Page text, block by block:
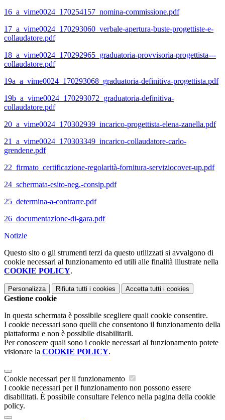
16_a_vime0024_170254157_nomina-commissione.pdf
17_a_vime0024_170293060_verbale-apertura-buste-progettiste-e-
collaudatore.pdf
18_a_vime0024_170292965_graduatoria-provvisoria-progettista---
collaudatore.pdf
19a_a_vime0024_170293068_graduatoria-definitiva-progettista.pdf
19b_a_vime0024_170293072_graduatoria-definitiva-
collaudatore.pdf
20_a_vime0024_170302939_incarico-progettista-elena-zanella.pdf
21_a_vime0024_170303349_incarico-collaudatore-carlo-
grendene.pdf
22_firmato_certificazione-regolarità-fornitura-serviziocover-up.pdf
24_schermata-esito-neg.-consip.pdf
25_determina-a-contrarre.pdf
26_documentazione-di-gara.pdf
Notizie
Questo sito o gli strumenti terzi da questo utilizzati si avvalgono di
cookie necessari al funzionamento ed utili alle finalità illustrate nella
COOKIE POLICY.
Personalizza Rifiuta tutti i cookies Accetta tutti i cookies
Gestione cookie
In questa schermata è possibile scegliere quali cookie consentire.
I cookie necessari sono quelli che consentono il funzionamento della
piattaforma e non è possibile disabilitarli.
Per conoscere quali sono i cookie necessari al funzionamento potete
visionare la COOKIE POLICY.
Cookie necessari per il funzionamento
I cookie necessari per il funzionamento non possono essere
disabilitati. È possibile consultare l'elenco nella pagina della cookie
policy.